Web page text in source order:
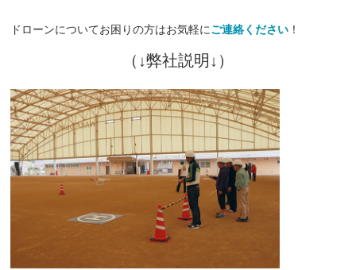
ドローンについてお困りの方はお気軽にご連絡ください ！
（↓弊社説明↓）